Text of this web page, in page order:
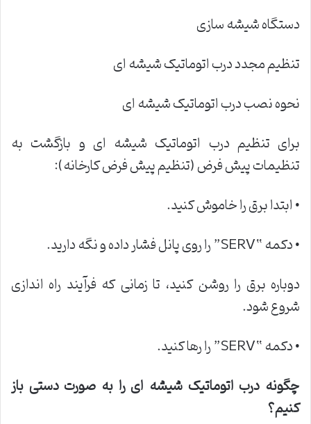
دستگاه شیشه سازی
تنظیم مجدد درب اتوماتیک شیشه ای
نحوه نصب درب اتوماتیک شیشه ای
برای تنظیم درب اتوماتیک شیشه ای و بازگشت به
تنظیمات پیش فرض (تنظیم پیش فرض کارخانه):
• ابتدا برق را خاموش کنید.
• دکمه “SERV” را روی پانل فشار داده و نگه دارید.
دوباره برق را روشن کنید، تا زمانی که فرآیند راه اندازی
شروع شود.
• دکمه “SERV” را رها کنید.
چگونه درب اتوماتیک شیشه ای را به صورت دستی باز
کنیم؟